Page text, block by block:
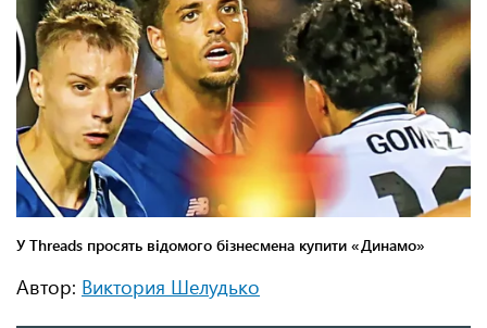
Автор: Виктория Шелудько